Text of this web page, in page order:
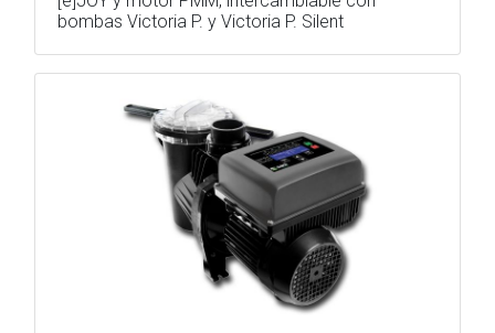
bombas Victoria P. y Victoria P. Silent